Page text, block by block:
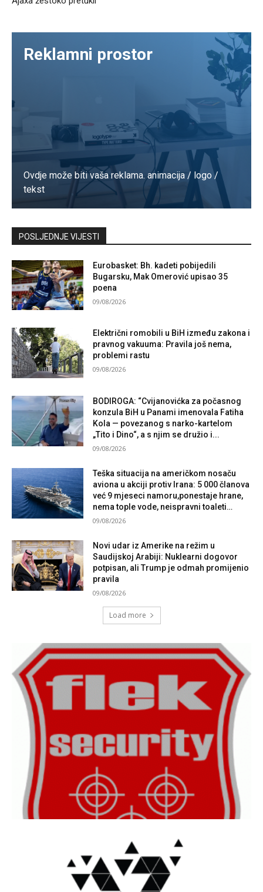
Reklamni prostor
Ovdje može biti vaša reklama. animacija / logo /
tekst
Kontaktirajte nas
POSLJEDNJE VIJESTI
Eurobasket: Bh. kadeti pobijedili
Bugarsku, Mak Omerović upisao 35
poena
09/08/2026
Električni romobili u BiH između zakona i
pravnog vakuuma: Pravila još nema,
problemi rastu
09/08/2026
BODIROGA: “Cvijanovićka za počasnog
konzula BiH u Panami imenovala Fatiha
Kola — povezanog s narko-kartelom
„Tito i Dino“, a s njim se družio i...
09/08/2026
Teška situacija na američkom nosaču
aviona u akciji protiv Irana: 5 000 članova
već 9 mjeseci namoru,ponestaje hrane,
nema tople vode, neispravni toaleti…
09/08/2026
Novi udar iz Amerike na režim u
Saudijskoj Arabiji: Nuklearni dogovor
potpisan, ali Trump je odmah promijenio
pravila
09/08/2026
Load more